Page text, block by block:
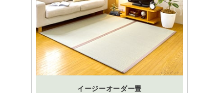
イージーオーダー畳